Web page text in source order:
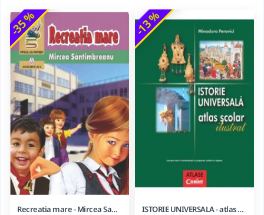
-35 %
Recreatia mare - Mircea Santimbreanu
-13 %
ISTORIE UNIVERSALA - atlas scolar ilustrat